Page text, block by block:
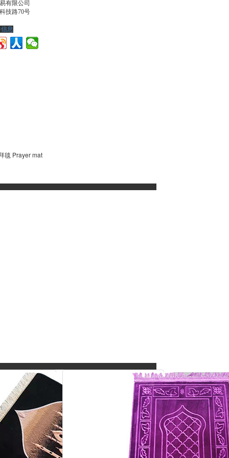
有限公司
技路70号
息
毯 Prayer mat